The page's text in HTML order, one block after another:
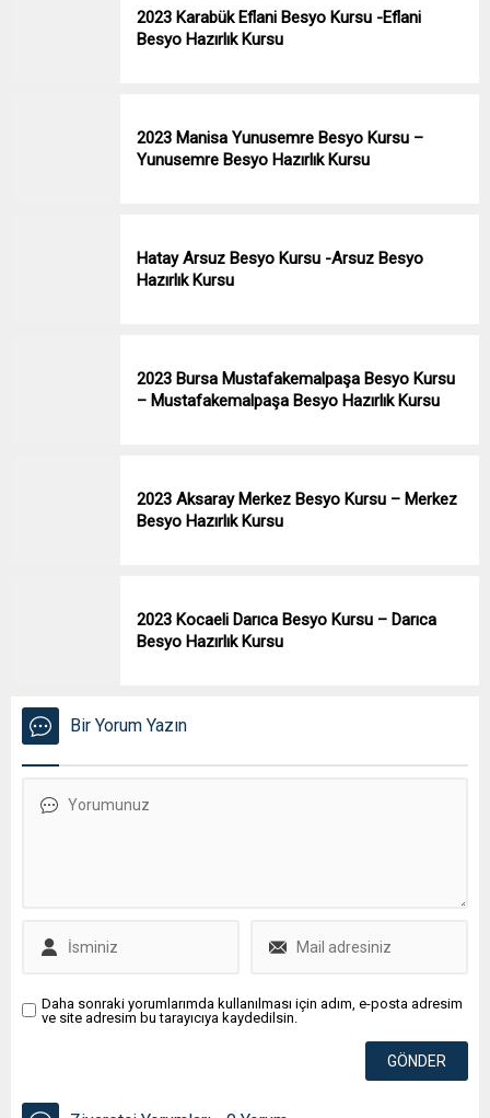
2023 Karabük Eflani Besyo Kursu -Eflani
Besyo Hazırlık Kursu
2023 Manisa Yunusemre Besyo Kursu –
Yunusemre Besyo Hazırlık Kursu
Hatay Arsuz Besyo Kursu -Arsuz Besyo
Hazırlık Kursu
2023 Bursa Mustafakemalpaşa Besyo Kursu
– Mustafakemalpaşa Besyo Hazırlık Kursu
2023 Aksaray Merkez Besyo Kursu – Merkez
Besyo Hazırlık Kursu
2023 Kocaeli Darıca Besyo Kursu – Darıca
Besyo Hazırlık Kursu
Bir Yorum Yazın
Daha sonraki yorumlarımda kullanılması için adım, e-posta adresim
ve site adresim bu tarayıcıya kaydedilsin.